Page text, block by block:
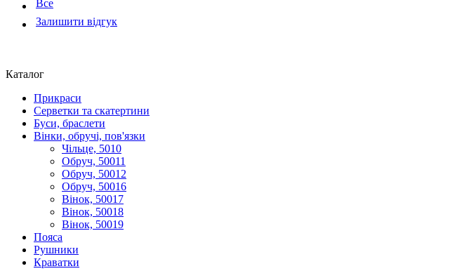
Все
Залишити відгук
Каталог
Прикраси
Серветки та скатертини
Буси, браслети
Вінки, обручі, пов'язки
Чільце, 5010
Обруч, 50011
Обруч, 50012
Обруч, 50016
Вінок, 50017
Вінок, 50018
Вінок, 50019
Пояса
Рушники
Краватки